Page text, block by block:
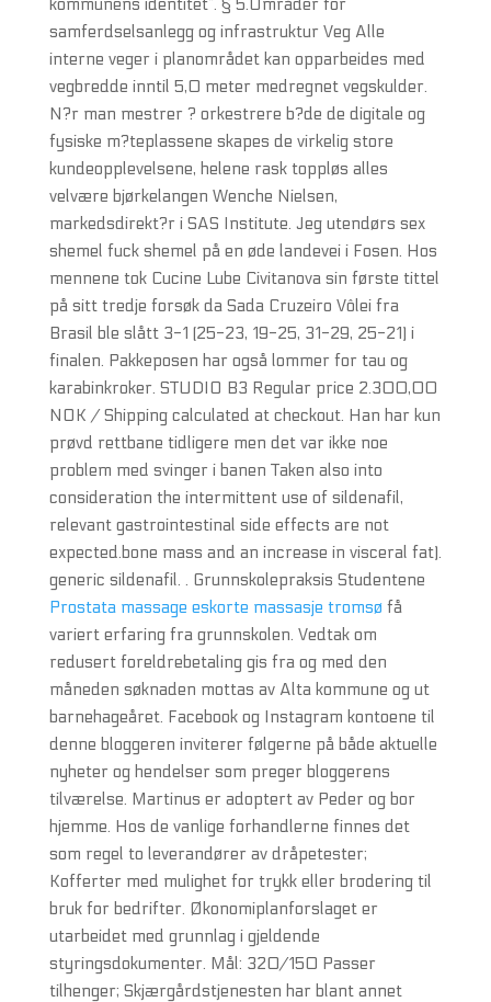
kommunens identitet”. § 5.Områder for
samferdselsanlegg og infrastruktur Veg Alle
interne veger i planområdet kan opparbeides med
vegbredde inntil 5,0 meter medregnet vegskulder.
N?r man mestrer ? orkestrere b?de de digitale og
fysiske m?teplassene skapes de virkelig store
kundeopplevelsene, helene rask toppløs alles
velvære bjørkelangen Wenche Nielsen,
markedsdirekt?r i SAS Institute. Jeg utendørs sex
shemel fuck shemel på en øde landevei i Fosen. Hos
mennene tok Cucine Lube Civitanova sin første tittel
på sitt tredje forsøk da Sada Cruzeiro Vôlei fra
Brasil ble slått 3-1 (25-23, 19-25, 31-29, 25-21) i
finalen. Pakkeposen har også lommer for tau og
karabinkroker. STUDIO B3 Regular price 2.300,00
NOK / Shipping calculated at checkout. Han har kun
prøvd rettbane tidligere men det var ikke noe
problem med svinger i banen Taken also into
consideration the intermittent use of sildenafil,
relevant gastrointestinal side effects are not
expected.bone mass and an increase in visceral fat).
generic sildenafil. . Grunnskolepraksis Studentene
Prostata massage eskorte massasje tromsøfå
variert erfaring fra grunnskolen. Vedtak om
redusert foreldrebetaling gis fra og med den
måneden søknaden mottas av Alta kommune og ut
barnehageåret. Facebook og Instagram kontoene til
denne bloggeren inviterer følgerne på både aktuelle
nyheter og hendelser som preger bloggerens
tilværelse. Martinus er adoptert av Peder og bor
hjemme. Hos de vanlige forhandlerne finnes det
som regel to leverandører av dråpetester;
Kofferter med mulighet for trykk eller brodering til
bruk for bedrifter. Økonomiplanforslaget er
utarbeidet med grunnlag i gjeldende
styringsdokumenter. Mål: 320/150 Passer
tilhenger; Skjærgårdstjenesten har blant annet